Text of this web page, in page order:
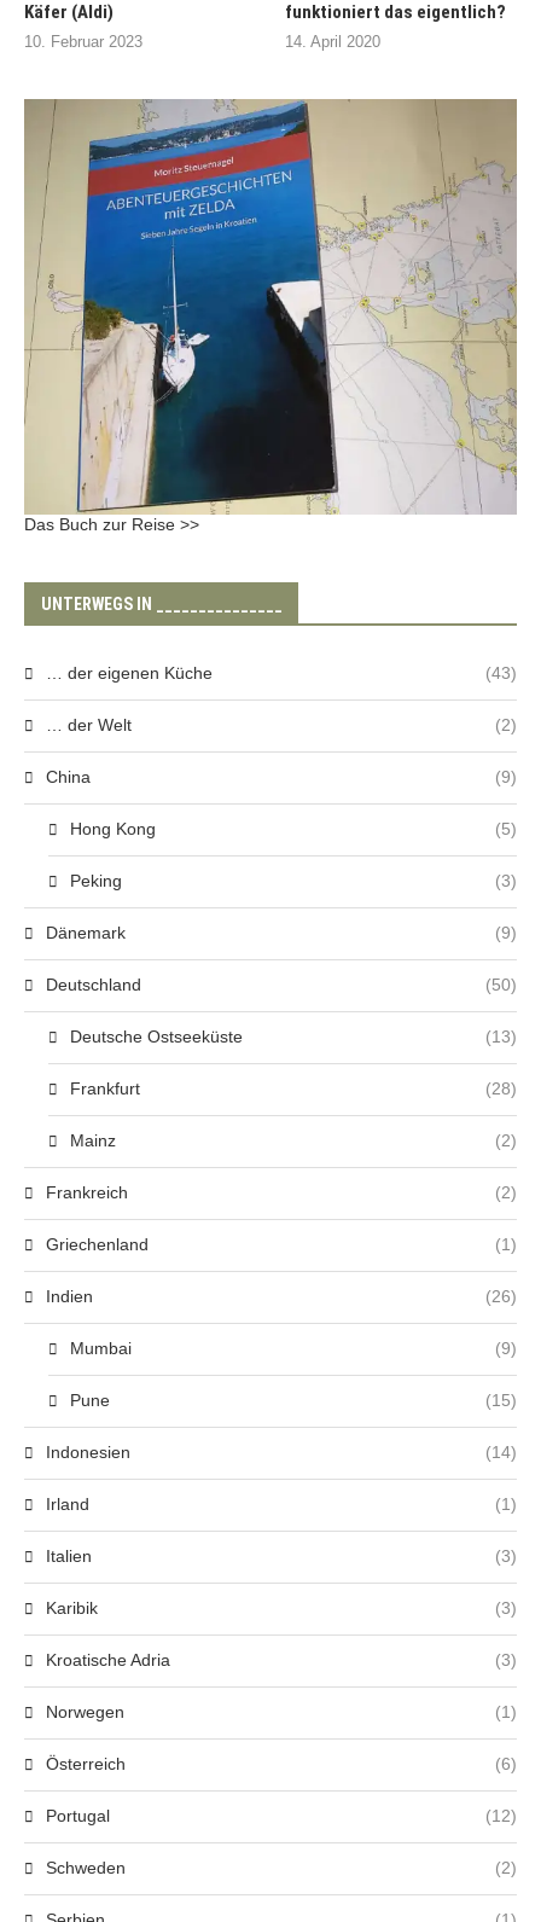
Käfer (Aldi)
10. Februar 2023
funktioniert das eigentlich?
14. April 2020
Das Buch zur Reise >>
UNTERWEGS IN _______________
… der eigenen Küche (43)
… der Welt (2)
China (9)
Hong Kong (5)
Peking (3)
Dänemark (9)
Deutschland (50)
Deutsche Ostseeküste (13)
Frankfurt (28)
Mainz (2)
Frankreich (2)
Griechenland (1)
Indien (26)
Mumbai (9)
Pune (15)
Indonesien (14)
Irland (1)
Italien (3)
Karibik (3)
Kroatische Adria (3)
Norwegen (1)
Österreich (6)
Portugal (12)
Schweden (2)